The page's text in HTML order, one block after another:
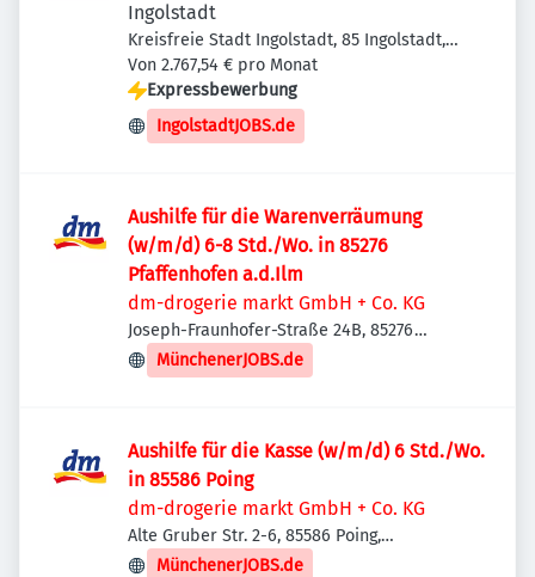
Ingolstadt
Kreisfreie Stadt Ingolstadt, 85 Ingolstadt,
Deutschland
Von 2.767,54 € pro Monat
Expressbewerbung
IngolstadtJOBS.de
Aushilfe für die Warenverräumung
(w/m/d) 6-8 Std./Wo. in 85276
Pfaffenhofen a.d.Ilm
dm-drogerie markt GmbH + Co. KG
Joseph-Fraunhofer-Straße 24B, 85276
Pfaffenhofen an der Ilm, Deutschland
MünchenerJOBS.de
Aushilfe für die Kasse (w/m/d) 6 Std./Wo.
in 85586 Poing
dm-drogerie markt GmbH + Co. KG
Alte Gruber Str. 2-6, 85586 Poing,
Deutschland
MünchenerJOBS.de